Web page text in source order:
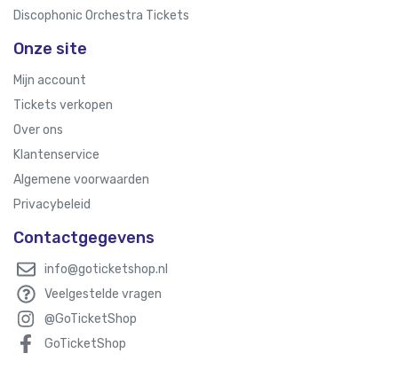
Discophonic Orchestra Tickets
Onze site
Mijn account
Tickets verkopen
Over ons
Klantenservice
Algemene voorwaarden
Privacybeleid
Contactgegevens
info@goticketshop.nl
Veelgestelde vragen
@GoTicketShop
GoTicketShop